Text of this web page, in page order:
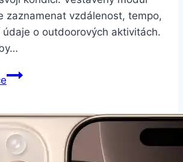
zaznamenat vzdálenost, tempo,
údaje o outdoorových aktivitách.
Garmin
černé/stříbrné
(010-
01769-